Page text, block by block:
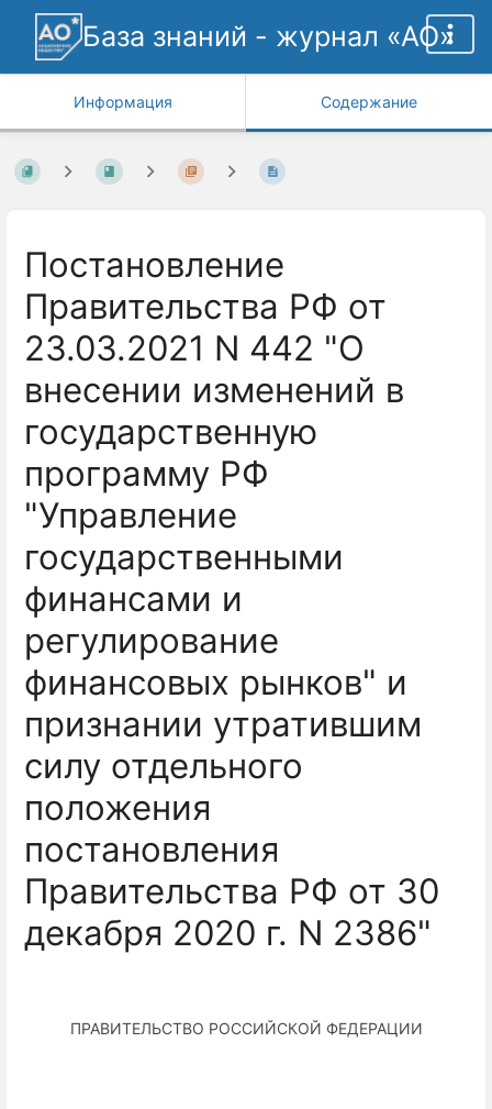
База знаний - журнал «АО»
Информация Содержание
Постановление
Правительства РФ от
23.03.2021 N 442 "О
внесении изменений в
государственную
программу РФ
"Управление
государственными
финансами и
регулирование
финансовых рынков" и
признании утратившим
силу отдельного
положения
постановления
Правительства РФ от 30
декабря 2020 г. N 2386"
ПРАВИТЕЛЬСТВО РОССИЙСКОЙ ФЕДЕРАЦИИ